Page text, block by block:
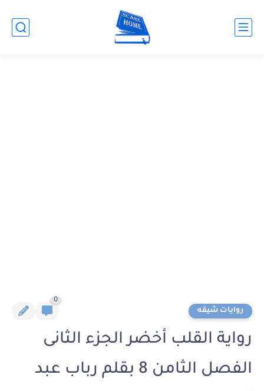
روايات شيقه
0
رواية القلب أخضر الجزء الثانى
الفصل الثامن 8 بقلم رباب عبد